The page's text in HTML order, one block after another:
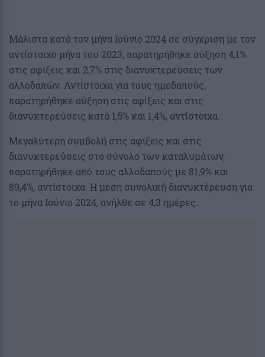
Μάλιστα κατά τον μήνα Ιούνιο 2024 σε σύγκριση με τον
αντίστοιχο μήνα του 2023, παρατηρήθηκε αύξηση 4,1%
στις αφίξεις και 2,7% στις διανυκτερεύσεις των
αλλοδαπών. Αντίστοιχα για τους ημεδαπούς,
παρατηρήθηκε αύξηση στις αφίξεις και στις
διανυκτερεύσεις κατά 1,5% και 1,4%, αντίστοιχα.
Μεγαλύτερη συμβολή στις αφίξεις και στις
διανυκτερεύσεις στο σύνολο των καταλυμάτων,
παρατηρήθηκε από τους αλλοδαπούς με 81,9% και
89,4%, αντίστοιχα. Η μέση συνολική διανυκτέρευση για
το μήνα Ιούνιο 2024, ανήλθε σε 4,3 ημέρες.